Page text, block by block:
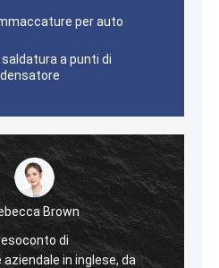
per auto
a punti di
Brown
di
in inglese, da